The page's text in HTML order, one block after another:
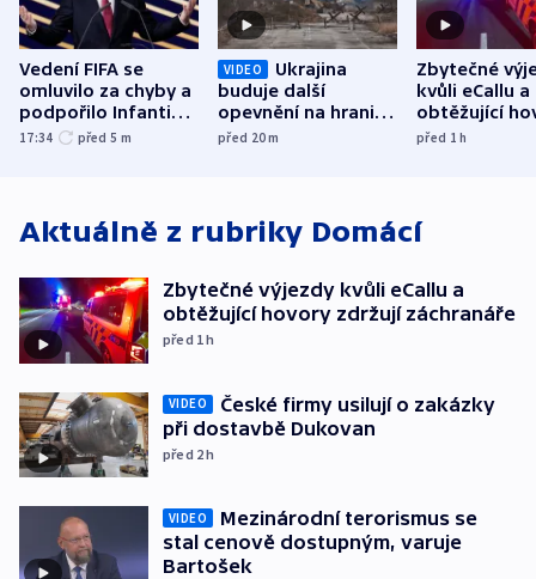
Vedení FIFA se
omluvilo za chyby a
podpořilo Infantina.
UEFA trvá na
17:34 před 5 m
VIDEO
Ukrajina
buduje další
opevnění na hranici
s Běloruskem
před 20m
Zbytečné
kvůli eCallu a
obtěžující
zdržují
před 1h
Aktuálně z rubriky Domácí
Zbytečné výjezdy kvůli eCallu a
obtěžující hovory zdržují záchranáře
před 1h
VIDEO
České firmy usilují o zakázky
při dostavbě Dukovan
před 2h
VIDEO
Mezinárodní terorismus se
stal cenově dostupným, varuje
Bartošek